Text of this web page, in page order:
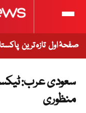
صفحۂ اول تازہ ترین
سعودی عرب: ٹیکسی
منظوری